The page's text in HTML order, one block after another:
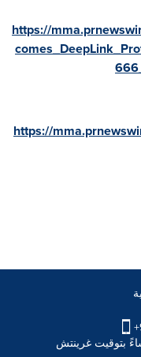
https://
https://